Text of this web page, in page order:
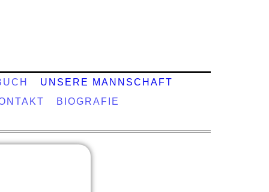
UNSERE MANNSCHAFT
BIOGRAFIE